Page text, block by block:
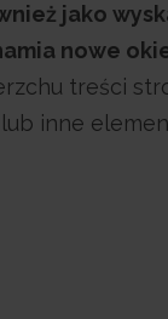
jako
nowe
treści
inne